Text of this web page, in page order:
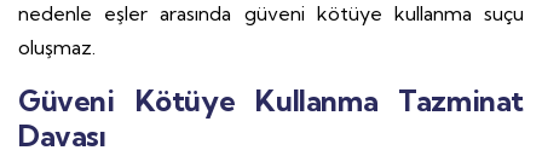
nedenle eşler arasında güveni kötüye kullanma suçu
oluşmaz.
Güveni Kötüye Kullanma Tazminat
Davası